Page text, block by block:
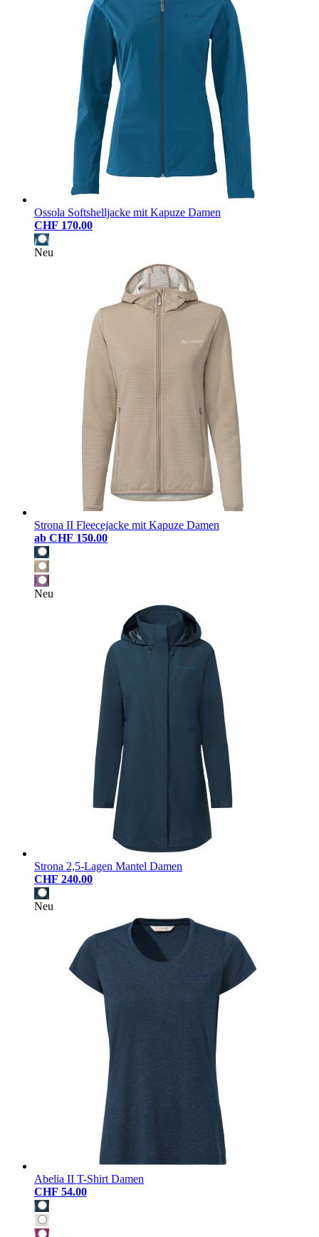
Ossola Softshelljacke mit Kapuze Damen
CHF 170.00
Neu
Strona II Fleecejacke mit Kapuze Damen
ab CHF 150.00
Neu
Strona 2,5-Lagen Mantel Damen
CHF 240.00
Neu
Abelia II T-Shirt Damen
CHF 54.00